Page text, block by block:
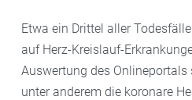
Etwa ein Drittel aller
auf Herz-Kreislauf-
Auswertung des
unter anderem die koronare